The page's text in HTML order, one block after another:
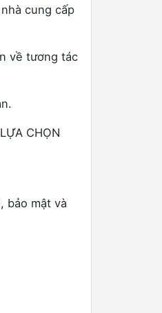
cung cấp
về tương tác
CHỌN
bảo mật và